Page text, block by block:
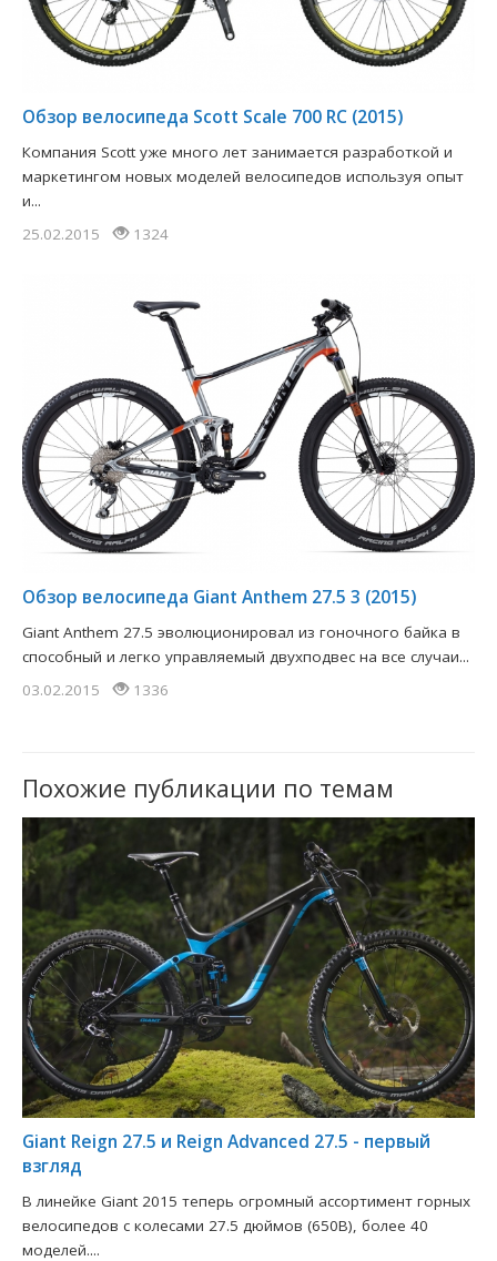
​Обзор велосипеда Scott Scale 700 RC (2015)
Компания Scott уже много лет занимается разработкой и
маркетингом новых моделей велосипедов используя опыт
и...
25.02.2015
1324
Обзор велосипеда Giant Anthem 27.5 3 (2015)
Giant Anthem 27.5 эволюционировал из гоночного байка в
способный и легко управляемый двухподвес на все случаи...
03.02.2015
1336
Похожие публикации по темам
Giant Reign 27.5 и Reign Advanced 27.5 - первый
взгляд
В линейке Giant 2015 теперь огромный ассортимент горных
велосипедов с колесами 27.5 дюймов (650B), более 40
моделей....